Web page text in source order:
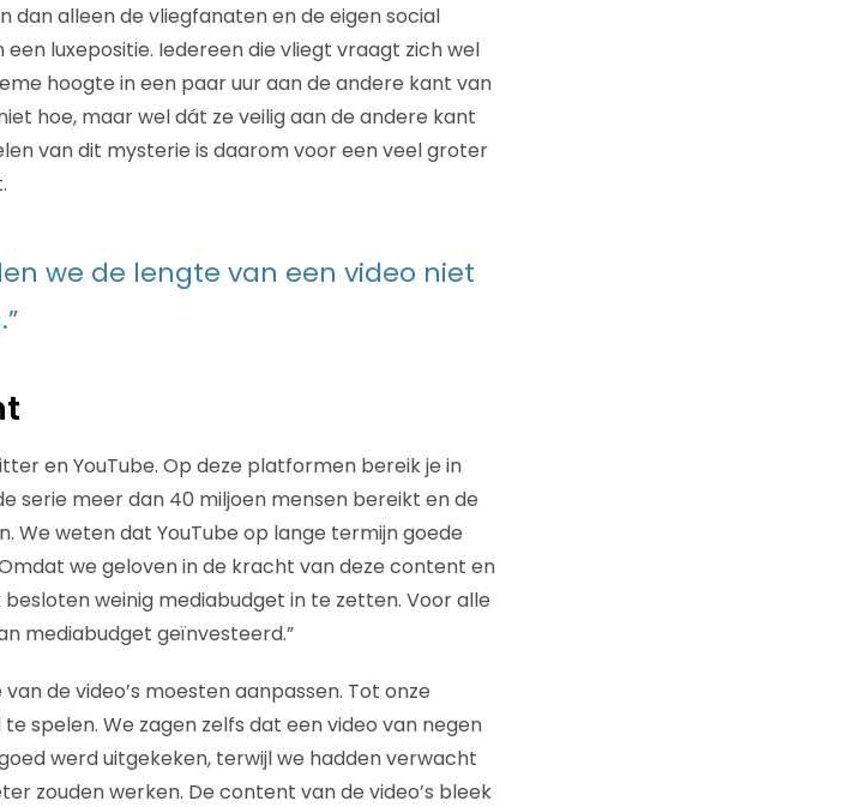
dan alleen de vliegfanaten en de eigen social
een luxepositie. Iedereen die vliegt vraagt zich wel
hoogte in een paar uur aan de andere kant van
hoe, maar wel dát ze veilig aan de andere kant
van dit mysterie is daarom voor een veel groter
we de lengte van een video niet
en YouTube. Op deze platformen bereik je in
serie meer dan 40 miljoen mensen bereikt en de
We weten dat YouTube op lange termijn goede
we geloven in de kracht van deze content en
weinig mediabudget in te zetten. Voor alle
mediabudget geïnvesteerd.”
de video’s moesten aanpassen. Tot onze
spelen. We zagen zelfs dat een video van negen
werd uitgekeken, terwijl we hadden verwacht
zouden werken. De content van de video’s bleek